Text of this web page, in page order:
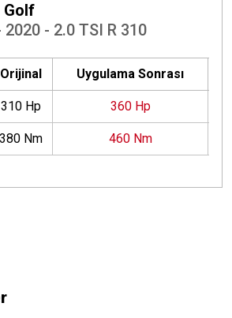
Golf
2020 - 2.0 TSI R 310
Orijinal Uygulama Sonrası
310 Hp 360 Hp
380 Nm 460 Nm